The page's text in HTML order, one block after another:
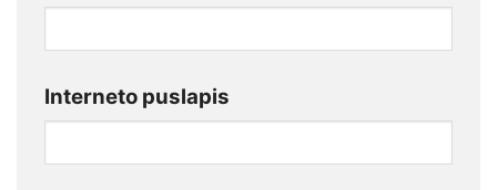
Interneto puslapis